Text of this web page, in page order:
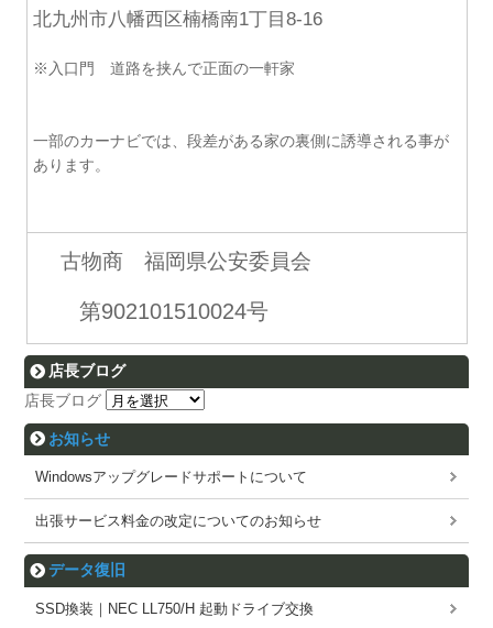
北九州市八幡西区楠橋南1丁目8-16
※入口門 道路を挟んで正面の一軒家
一部のカーナビでは、段差がある家の裏側に誘導される事が
あります。
古物商 福岡県公安委員会
第902101510024号
店長ブログ
店長ブログ
お知らせ
Windowsアップグレードサポートについて
出張サービス料金の改定についてのお知らせ
データ復旧
SSD換装｜NEC LL750/H 起動ドライブ交換